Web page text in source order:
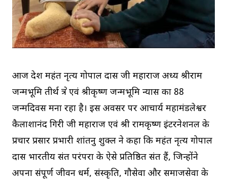
आज देश महंत नृत्य गोपाल दास जी महाराज अध्यक्ष श्रीराम
जन्मभूमि तीर्थ क्षेत्र एवं श्रीकृष्ण जन्मभूमि न्यास का 88
जन्मदिवस मना रहा है। इस अवसर पर आचार्य महामंडलेश्वर
कैलाशानंद गिरी जी महाराज एवं श्री रामकृष्ण इंटरनेशनल के
प्रचार प्रसार प्रभारी शांतनु शुक्ल ने कहा कि महंत नृत्य गोपाल
दास भारतीय संत परंपरा के ऐसे प्रतिष्ठित संत हैं, जिन्होंने
अपना संपूर्ण जीवन धर्म, संस्कृति, गौसेवा और समाजसेवा के